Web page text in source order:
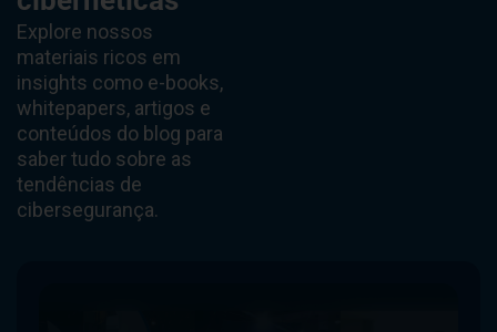
Explore nossos
materiais ricos em
insights como e-books,
whitepapers, artigos e
conteúdos do blog para
saber tudo sobre as
tendências de
cibersegurança.